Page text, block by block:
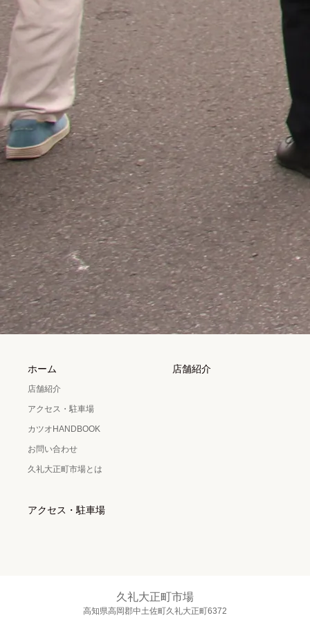
ホーム
店舗紹介
アクセス・駐車場
カツオHANDBOOK
お問い合わせ
久礼大正町市場とは
店舗紹介
アクセス・駐車場
久礼大正町市場
高知県高岡郡中土佐町久礼大正町6372